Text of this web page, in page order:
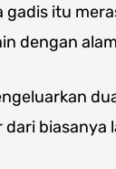
itu
dengan
biasanya